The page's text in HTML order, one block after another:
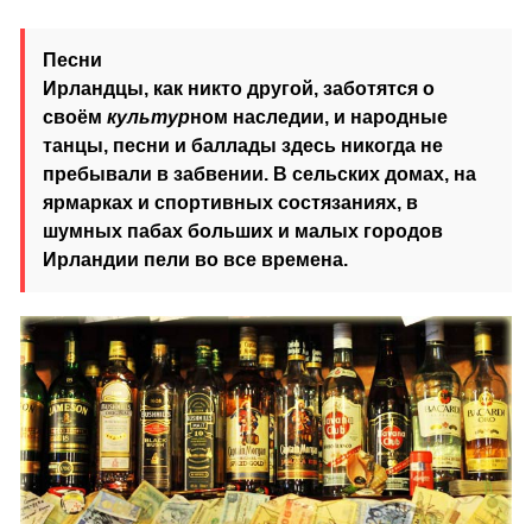
Песни
Ирландцы, как никто другой, заботятся о
своём культурном наследии, и народные
танцы, песни и баллады здесь никогда не
пребывали в забвении. В сельских домах, на
ярмарках и спортивных состязаниях, в
шумных пабах больших и малых городов
Ирландии пели во все времена.